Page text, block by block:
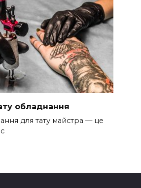
обладнання
для тату майстра — це